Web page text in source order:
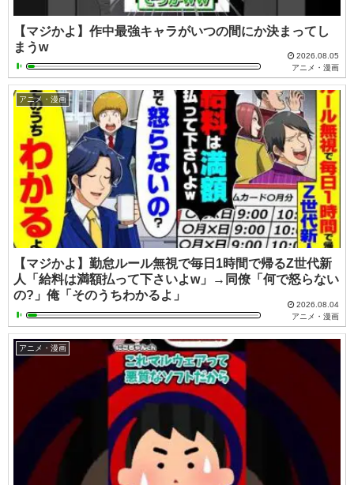
【マジかよ】作中最強キャラがいつの間にか決まってし
まうw
2026.08.05
アニメ・漫画
アニメ・漫画
【マジかよ】勤怠ルール無視で毎日1時間で帰るZ世代新
人「給料は満額払って下さいよw」→同僚「何で怒らない
の?」俺「そのうちわかるよ」
2026.08.04
アニメ・漫画
アニメ・漫画